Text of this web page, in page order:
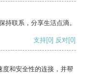
持联系，分享生活点滴。
支持[0] 反对[0]
度和安全性的连接，并帮